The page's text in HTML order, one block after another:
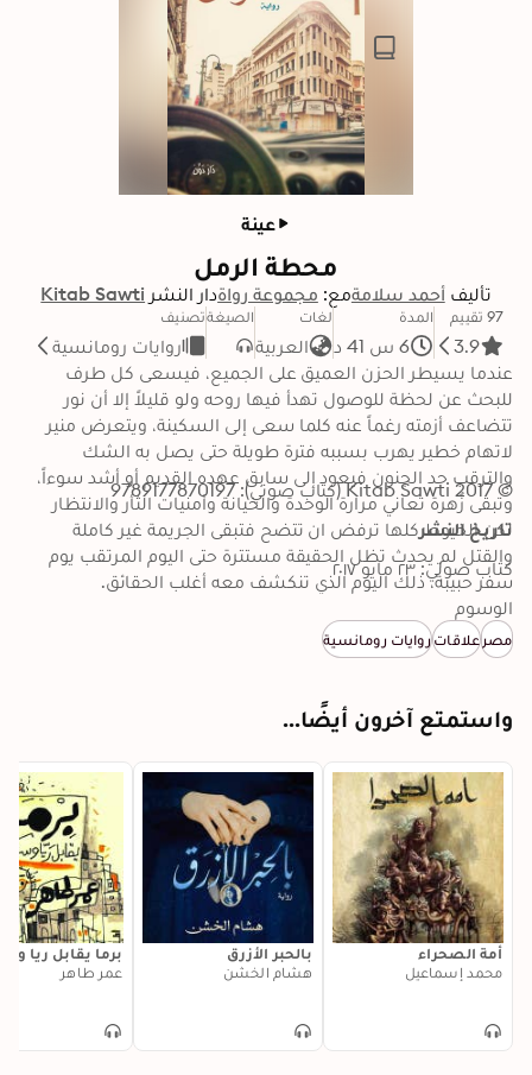
عينة
محطة الرمل
تأليف أحمد سلامةمع: مجموعة رواةدار النشر Kitab Sawti
97 تقييم
3.9
المدة
6 س 41 د
لغات
العربية
الصيغةتصنيف
روايات رومانسية
لكن الخيوط كلها ترفض ان تتضح فتبقى الجريمة غير كاملة
سفر حبيبة، ذلك اليوم الذي تنكشف معه أغلب الحقائق.
© 2017 Kitab Sawti (كتاب صوتي): 9789177870197
تاريخ النشر
كتاب صوتي: ٢٣ مايو ٢٠١٧
الوسوم
مصر علاقاتروايات رومانسية
واستمتع آخرون أيضًا...
أمة الصحراء
محمد إسماعيل
بالحبر الأزرق
هشام الخشن
برما يقابل ريا
عمر طاهر